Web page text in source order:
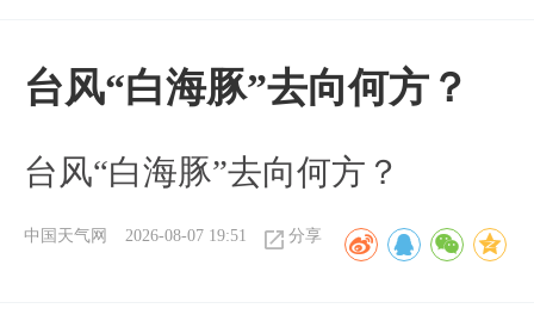
台风“白海豚”去向何方？
台风“白海豚”去向何方？
中国天气网 2026-08-07 19:51 分享